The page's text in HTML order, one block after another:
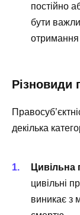
постійно
бути
Різновиди
декілька
Цивільна
цивільні
виникає з